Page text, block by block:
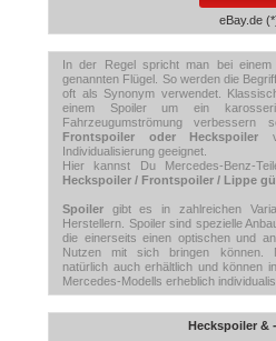
eBay.de
In der Regel spricht man bei
genannten Flügel. So werden die
oft als Synonym verwendet.
einem Spoiler um ein
Fahrzeugumströmung verbessern
Frontspoiler oder Heckspoiler
Individualisierung geeignet.
Hier kannst Du Mercedes-Benz-
Heckspoiler / Frontspoiler / Lippe
Spoiler gibt es in zahlreichen
Herstellern. Spoiler sind spezielle
die einerseits einen optischen und
Nutzen mit sich bringen können.
natürlich auch erhältlich und können
Mercedes-Modells erheblich
Heckspoiler &